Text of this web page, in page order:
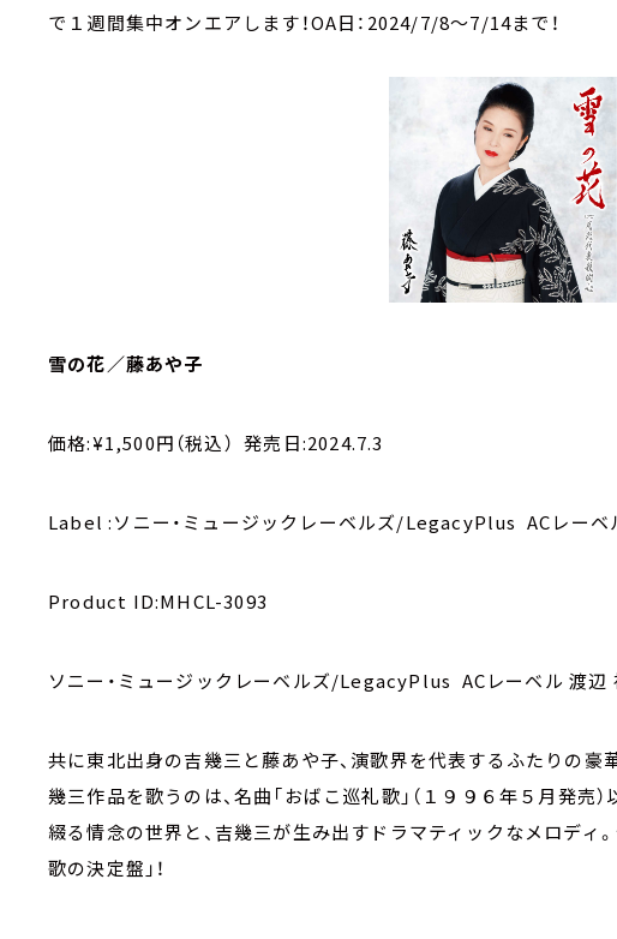
で１週間集中オンエアします！OA日：2024/7/8～7/14まで！
雪の花／藤あや子
価格:¥1,500円（税込） 発売日:2024.7.3
Label :ソニー・ミュージックレーベルズ/LegacyPlus ACレーベ
Product ID:MHCL-3093
ソニー・ミュージックレーベルズ/LegacyPlus ACレーベル 渡辺
共に東北出身の吉幾三と藤あや子、演歌界を代表するふたりの豪
幾三作品を歌うのは、名曲「おばこ巡礼歌」（１９９６年５月発売
綴る情念の世界と、吉幾三が生み出すドラマティックなメロディ
歌の決定盤」！